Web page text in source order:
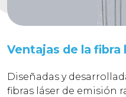
Ventajas de la
Diseñadas y
fibras láser de